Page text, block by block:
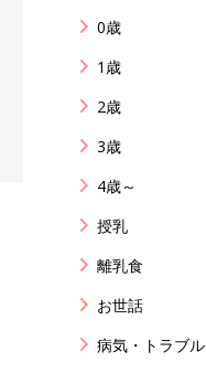
0歳
1歳
2歳
3歳
4歳～
授乳
離乳食
お世話
病気・トラブル